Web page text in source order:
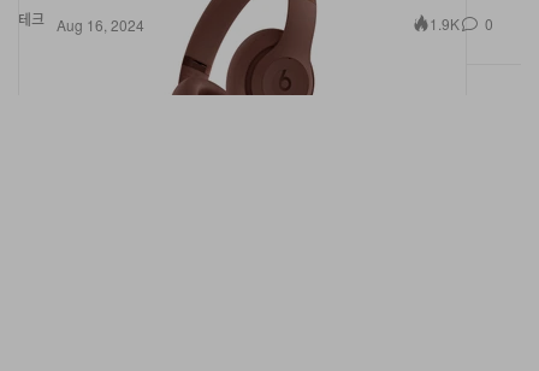
테크 Aug 16, 2024 1.9K 0